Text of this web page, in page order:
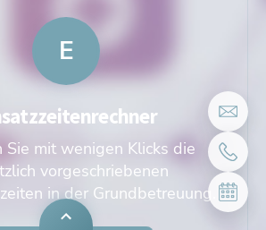
E
Sie mit wenigen Klicks die
vorgeschriebenen
in der Grundbetreuung.